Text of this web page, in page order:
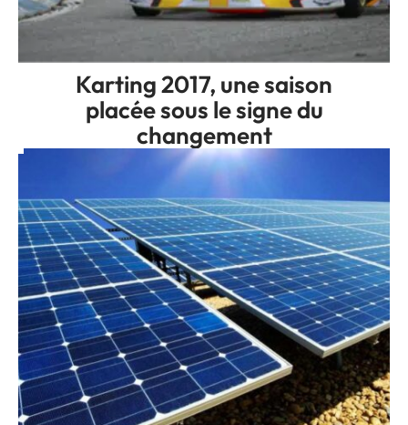
Karting 2017, une saison
placée sous le signe du
changement